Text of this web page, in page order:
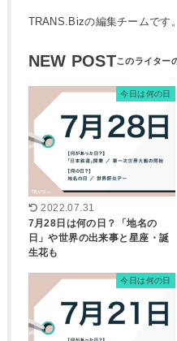
TRANS.Bizの編集チームです。
NEW POST
今日は何の日
2022.07.31
7月28日は何の日？「地名の
日」や世界の出来事と星座・誕
生花も
今日は何の日